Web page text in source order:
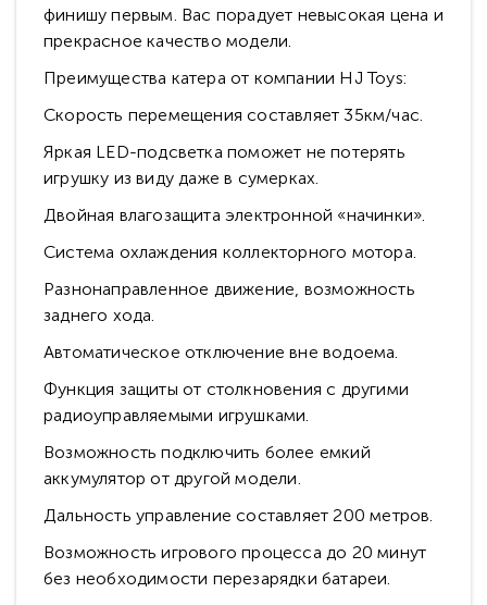
финишу первым. Вас порадует невысокая цена и
прекрасное качество модели.
Преимущества катера от компании HJ Toys:
Скорость перемещения составляет 35км/час.
Яркая LED-подсветка поможет не потерять
игрушку из виду даже в сумерках.
Двойная влагозащита электронной «начинки».
Система охлаждения коллекторного мотора.
Разнонаправленное движение, возможность
заднего хода.
Автоматическое отключение вне водоема.
Функция защиты от столкновения с другими
радиоуправляемыми игрушками.
Возможность подключить более емкий
аккумулятор от другой модели.
Дальность управление составляет 200 метров.
Возможность игрового процесса до 20 минут
без необходимости перезарядки батареи.